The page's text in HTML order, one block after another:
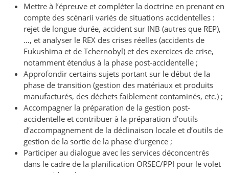
Mettre à l’épreuve et compléter la doctrine en prenant en
compte des scénarii variés de situations accidentelles :
rejet de longue durée, accident sur INB (autres que REP),
…, et analyser le REX des crises réelles (accidents de
Fukushima et de Tchernobyl) et des exercices de crise,
notamment étendus à la phase post-accidentelle ;
Approfondir certains sujets portant sur le début de la
phase de transition (gestion des matériaux et produits
manufacturés, des déchets faiblement contaminés, etc.) ;
Accompagner la préparation de la gestion post-
accidentelle et contribuer à la préparation d’outils
d’accompagnement de la déclinaison locale et d’outils de
gestion de la sortie de la phase d’urgence ;
Participer au dialogue avec les services déconcentrés
dans le cadre de la planification ORSEC/PPI pour le volet